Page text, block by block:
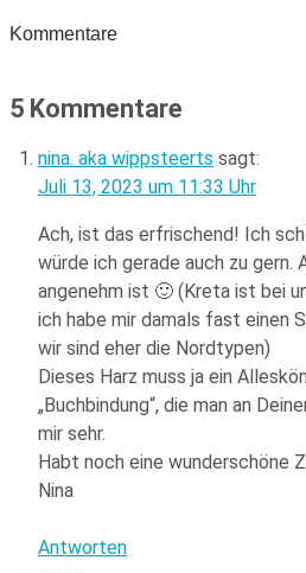
Kommentare
5 Kommentare
nina. aka wippsteerts sagt:
Juli 13, 2023 um 11:33 Uhr
Ach, ist das erfrischend! Ich
würde ich gerade auch zu gern.
angenehm ist 🙂 (Kreta ist bei
ich habe mir damals fast einen
wir sind eher die Nordtypen)
Dieses Harz muss ja ein
„Buchbindung“, die man an
mir sehr.
Habt noch eine wunderschöne
Nina
Antworten